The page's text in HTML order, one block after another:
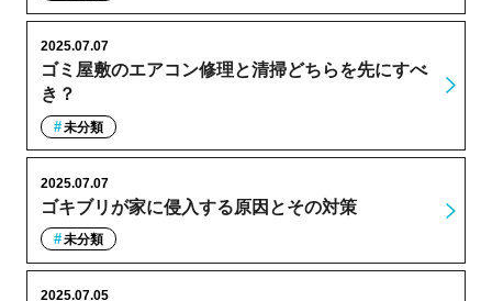
ゴミ屋敷のエアコン修理と清掃どちらを先にすべ
き？
2025.07.07
未分類
ゴキブリが家に侵入する原因とその対策
2025.07.07
未分類
2025.07.05